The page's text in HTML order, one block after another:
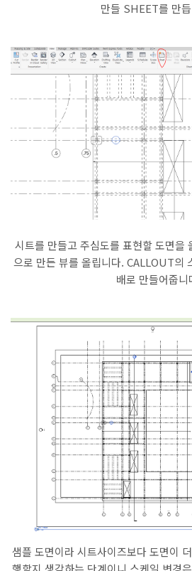
만들 SHEET를 만
시트를 만들고 주심도를 표현할 도면을
으로 만든 뷰를 올립니다. CALLOUT의
배로 만들어줍니
샘플 도면이라 시트사이즈보다 도면이